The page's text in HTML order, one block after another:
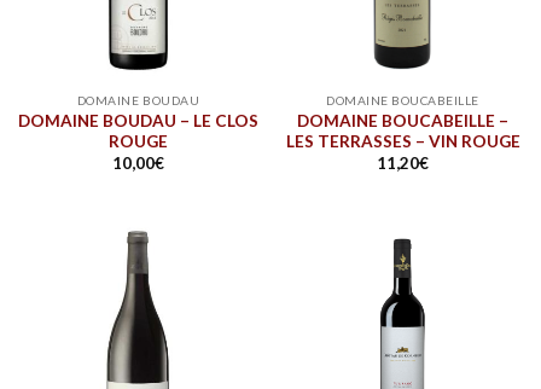
DOMAINE BOUDAU
DOMAINE BOUDAU – LE CLOS
ROUGE
10,00€
DOMAINE BOUCABEILLE
DOMAINE BOUCABEILLE –
LES TERRASSES – VIN ROUGE
11,20€